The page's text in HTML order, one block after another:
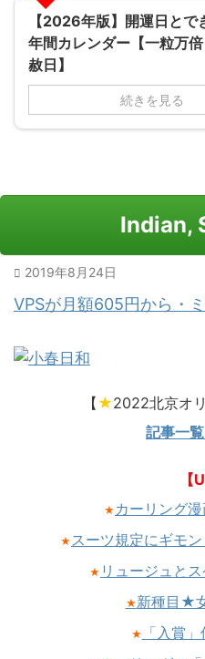
【2026年版】開運日とで
年間カレンダー【一粒万
赦日】
続きを見る
Indian,
2019年8月24日
VPSが月額605円から・
【 ★2022北京オ
記事一
【
★ カーリング
★スーツ規定にギモン
★ リュージュと
★新種目★
★ 「入賞